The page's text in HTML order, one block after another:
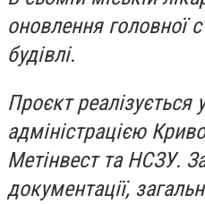
оновлення головної
будівлі.
Проєкт реалізується
адміністрацією
Метінвест та НСЗУ.
документації,